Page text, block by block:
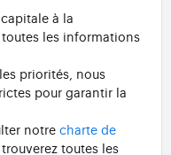
à la
les informations
priorités, nous
pour garantir la
notre charte de
toutes les